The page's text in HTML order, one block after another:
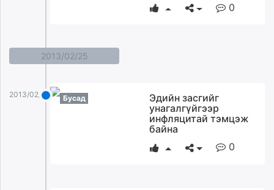
0
2013/02/25
2013/02/25 Бусад
Эдийн засгийг
унагалгүйгээр
инфляцитай тэмцэж
байна
0